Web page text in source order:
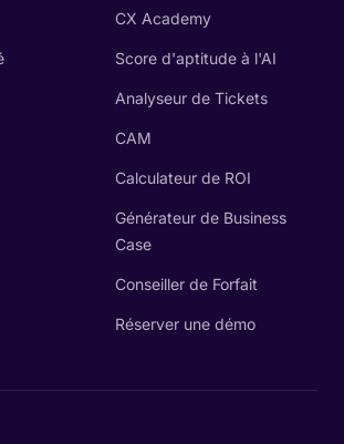
CX Academy
Score d'aptitude à l'AI
Analyseur de Tickets
CAM
Calculateur de ROI
Générateur de Business
Case
Conseiller de Forfait
Réserver une démo